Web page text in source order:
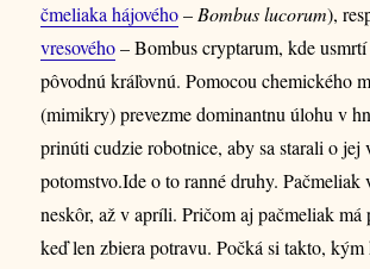
čmeliaka hájového– Bombus lucorum),
vresového– Bombus cryptarum, kde
pôvodnú kráľovnú. Pomocou chemického
(mimikry) prevezme dominantnu úlohu v
prinúti cudzie robotnice, aby sa starali o jej
potomstvo.Ide o to ranné druhy. Pačmeliak
neskôr, až v apríli. Pričom aj pačmeliak má
keď len zbiera potravu. Počká si takto, kým